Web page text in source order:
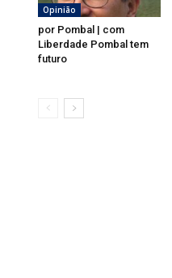
Opinião
por Pombal | com
Liberdade Pombal tem
futuro